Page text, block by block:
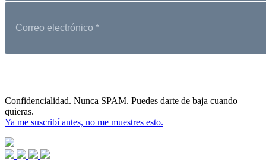
Confidencialidad. Nunca SPAM. Puedes darte de baja cuando
quieras.
Ya me suscribí antes, no me muestres esto.